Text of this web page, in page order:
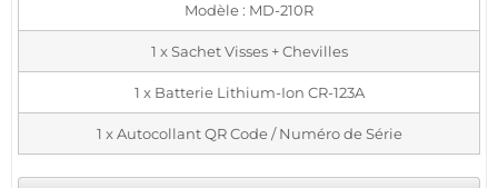
Modèle : MD-210R
1 x Sachet Visses + Chevilles
1 x Batterie Lithium-Ion CR-123A
1 x Autocollant QR Code / Numéro de Série